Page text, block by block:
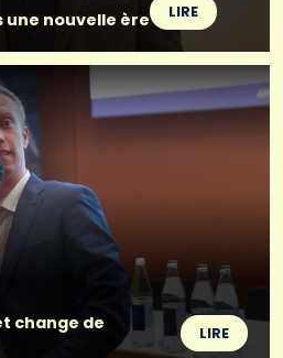
une nouvelle ère
LIRE
change de
LIRE